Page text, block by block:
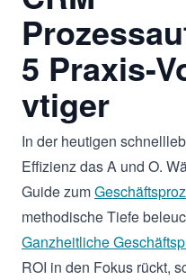
5 Praxis-
vtiger
In der heutigen
Effizienz das A und O.
Guide zum
methodische Tiefe
Ganzheitliche
ROI in den Fokus rückt,